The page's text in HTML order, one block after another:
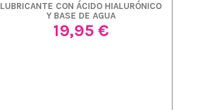
LUBRICANTE CON ÁCIDO HIALURÓNICO
Y BASE DE AGUA
19,95 €